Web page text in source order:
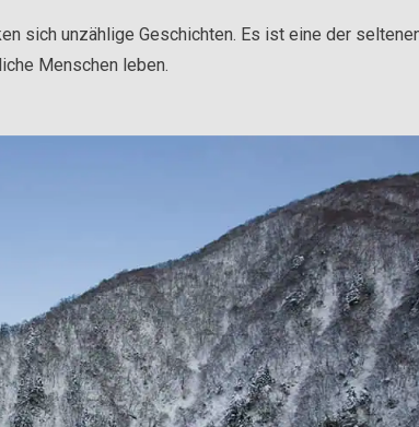
sich unzählige Geschichten. Es ist eine der
Menschen leben.